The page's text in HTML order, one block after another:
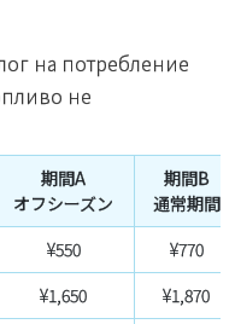
на потребление
не
期間A
オフシーズン
期間B
通常期間
¥550
¥770
¥1,650
¥1,870